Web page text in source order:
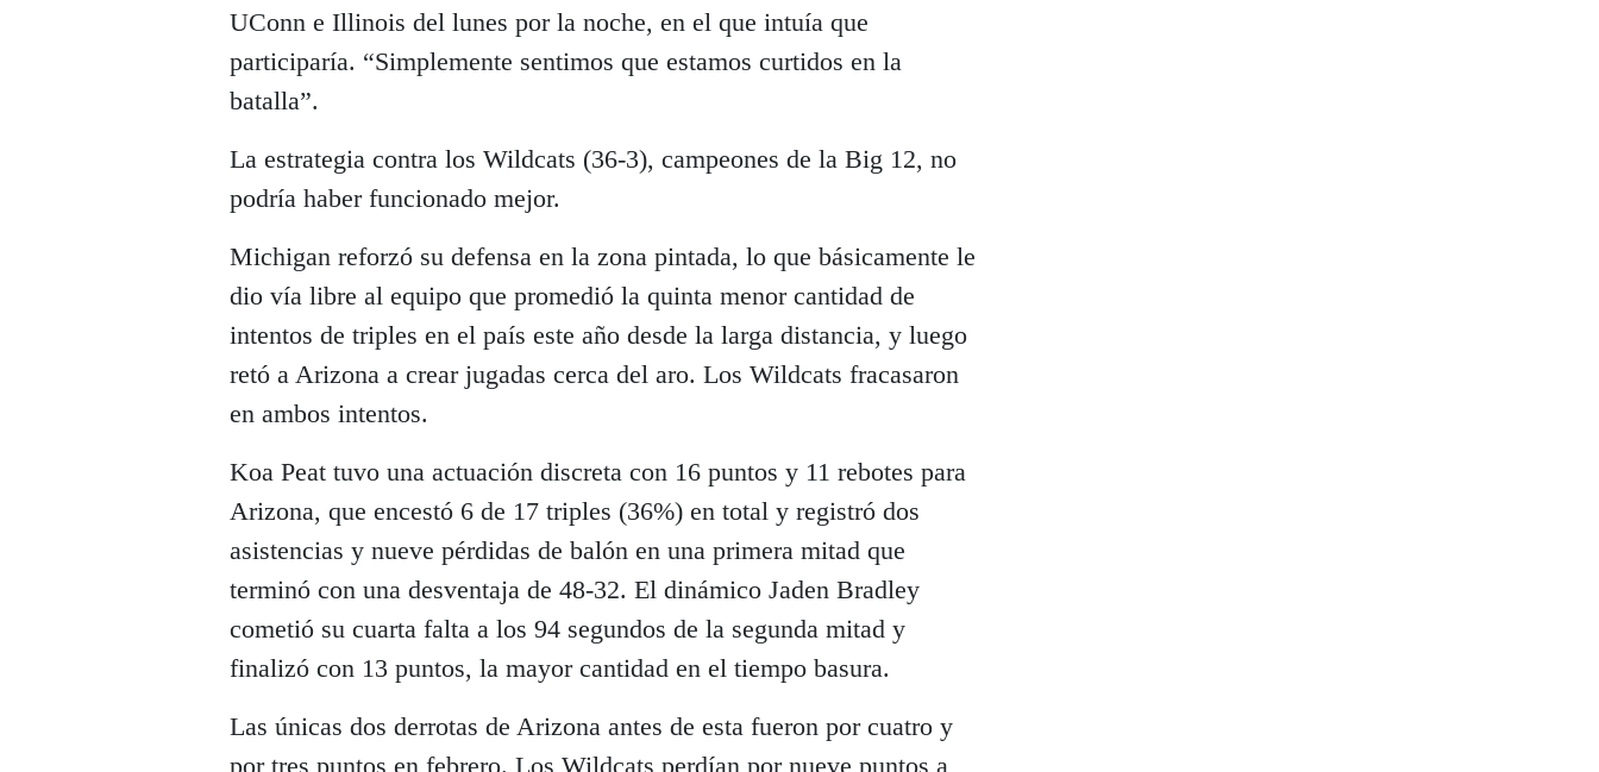
UConn e Illinois del lunes por la noche, en el que intuía que
participaría. “Simplemente sentimos que estamos curtidos en la
batalla”.
La estrategia contra los Wildcats (36-3), campeones de la Big 12, no
podría haber funcionado mejor.
Michigan reforzó su defensa en la zona pintada, lo que básicamente le
dio vía libre al equipo que promedió la quinta menor cantidad de
intentos de triples en el país este año desde la larga distancia, y luego
retó a Arizona a crear jugadas cerca del aro. Los Wildcats fracasaron
en ambos intentos.
Koa Peat tuvo una actuación discreta con 16 puntos y 11 rebotes para
Arizona, que encestó 6 de 17 triples (36%) en total y registró dos
asistencias y nueve pérdidas de balón en una primera mitad que
terminó con una desventaja de 48-32. El dinámico Jaden Bradley
cometió su cuarta falta a los 94 segundos de la segunda mitad y
finalizó con 13 puntos, la mayor cantidad en el tiempo basura.
Las únicas dos derrotas de Arizona antes de esta fueron por cuatro y
por tres puntos en febrero. Los Wildcats perdían por nueve puntos a